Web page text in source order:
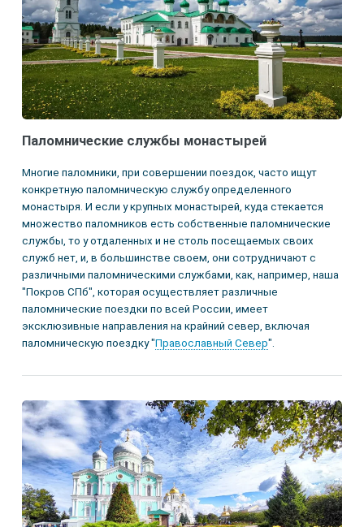
Паломнические службы монастырей
Многие паломники, при совершении поездок, часто ищут
конкретную паломническую службу определенного
монастыря. И если у крупных монастырей, куда стекается
множество паломников есть собственные паломнические
службы, то у отдаленных и не столь посещаемых своих
служб нет, и, в большинстве своем, они сотрудничают с
различными паломническими службами, как, например, наша
"Покров СПб", которая осуществляет различные
паломнические поездки по всей России, имеет
эксклюзивные направления на крайний север, включая
паломническую поездку "Православный Север".